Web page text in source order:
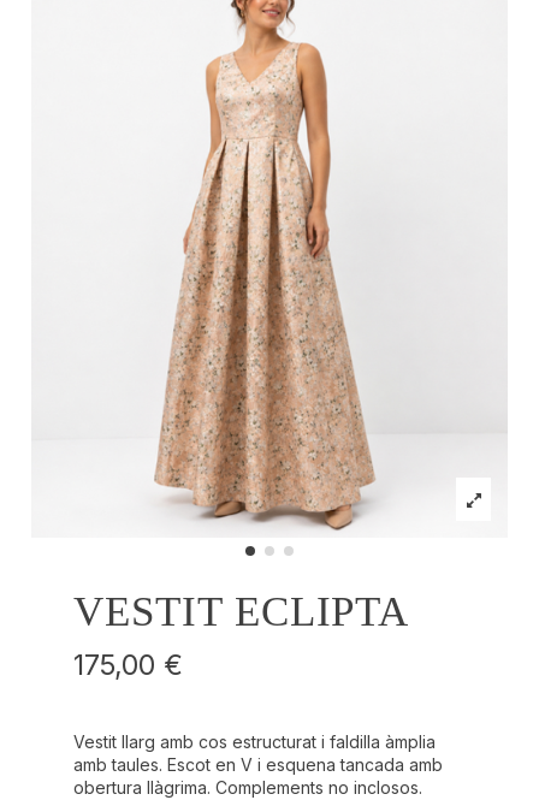
VESTIT ECLIPTA
175,00 €
Vestit llarg amb cos estructurat i faldilla àmplia
amb taules. Escot en V i esquena tancada amb
obertura llàgrima. Complements no inclosos.